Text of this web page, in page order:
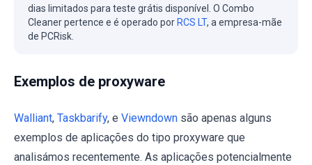
dias limitados para teste grátis disponível. O Combo
Cleaner pertence e é operado por RCS LT, a empresa-mãe
de PCRisk.
Exemplos de proxyware
Walliant, Taskbarify, e Viewndown são apenas alguns
exemplos de aplicações do tipo proxyware que
analisámos recentemente. As aplicações potencialmente